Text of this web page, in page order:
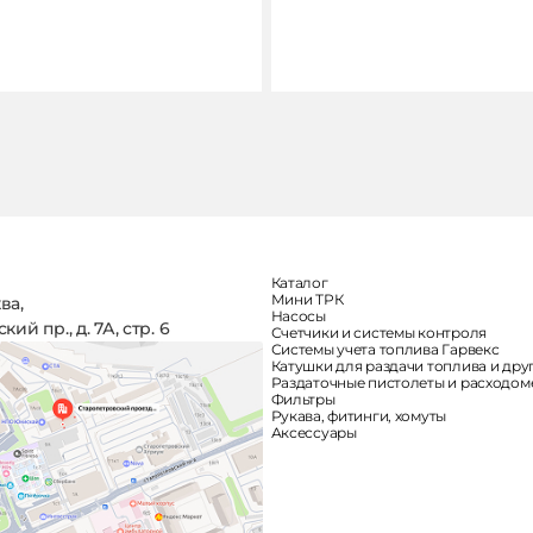
пр., д. 7А, стр. 6
Каталог
Мини ТРК
Насосы
Счетчики и системы контроля
Системы учета топлива Гарвекс
Катушки для раздачи топлива и
Раздаточные пистолеты и
Фильтры
Рукава, фитинги, хомуты
Аксессуары